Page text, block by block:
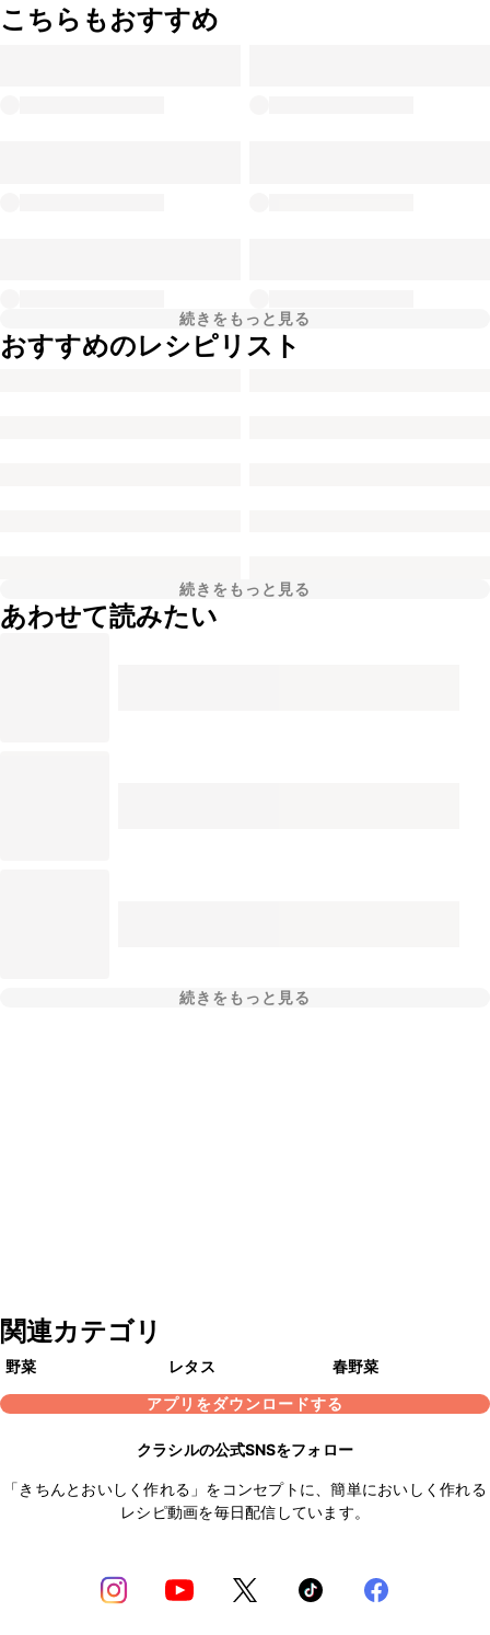
こちらもおすすめ
続きをもっと見る
おすすめのレシピリスト
続きをもっと見る
あわせて読みたい
続きをもっと見る
関連カテゴリ
野菜 レタス
春野菜
アプリをダウンロードする
クラシルの公式SNSをフォロー
「きちんとおいしく作れる」をコンセプトに、簡単においしく作れる
レシピ動画を毎日配信しています。